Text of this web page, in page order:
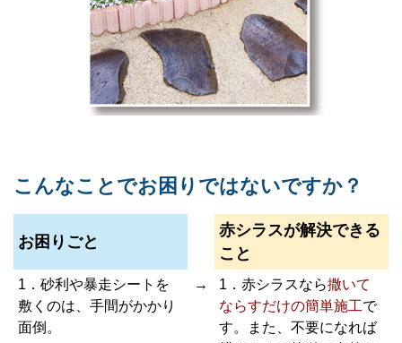
こんなことでお困りではないですか？
お困りごと
赤シラスが解決できる
こと
1．砂利や暴走シートを
敷くのは、手間がかかり
面倒。
→ 1．赤シラスなら撒いて
ならすだけの簡単施工で
す。また、不要になれば